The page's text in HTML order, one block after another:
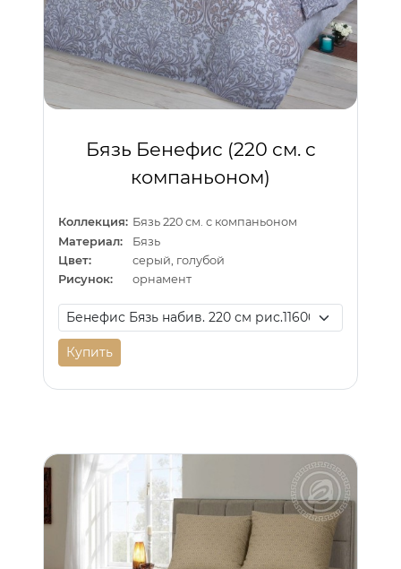
Бязь Бенефис (220 см. с
компаньоном)
Коллекция: Бязь 220 см. с компаньоном
Материал:
Бязь
Цвет:
серый, голубой
Рисунок:
орнамент
Купить